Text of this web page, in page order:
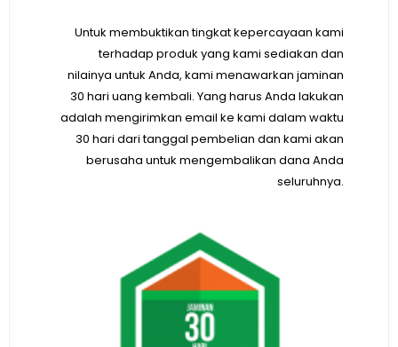
Untuk membuktikan tingkat kepercayaan kami
terhadap produk yang kami sediakan dan
nilainya untuk Anda, kami menawarkan jaminan
30 hari uang kembali. Yang harus Anda lakukan
adalah mengirimkan email ke kami dalam waktu
30 hari dari tanggal pembelian dan kami akan
berusaha untuk mengembalikan dana Anda
seluruhnya.